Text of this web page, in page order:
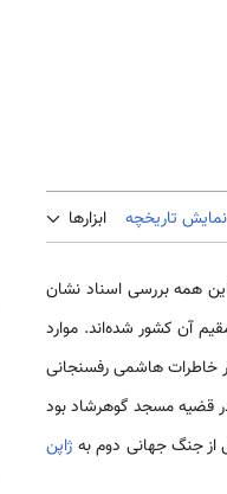
نمایش تاریخچه ابزارها
مربوط است. با این همه بررسی اسناد نشان
آن کشور شده‌اند. موارد
خاطرات هاشمی رفسنجانی
در قضیه مسجد گوهرشاد بود
از جنگ جهانی دوم به ژاپن